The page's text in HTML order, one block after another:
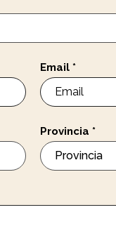
Email *
Provincia *